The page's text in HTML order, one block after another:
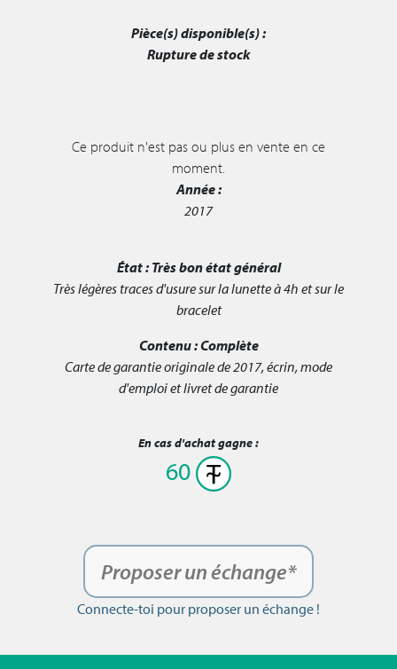
Pièce(s) disponible(s) :
Rupture de stock
Ce produit n'est pas ou plus en vente en ce
moment.
Année :
2017
État : Très bon état général
Très légères traces d'usure sur la lunette à 4h et sur le
bracelet
Contenu :Complète
Carte de garantie originale de 2017, écrin, mode
d'emploi et livret de garantie
En cas d'achat gagne :
60
Proposer un échange*
Connecte-toi pour proposer un échange !